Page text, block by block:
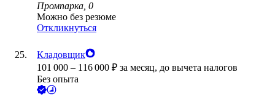
Промпарка, 0
Можно без резюме
Откликнуться
Кладовщик
101 000 – 116 000 ₽ за месяц, до вычета налогов
Без опыта